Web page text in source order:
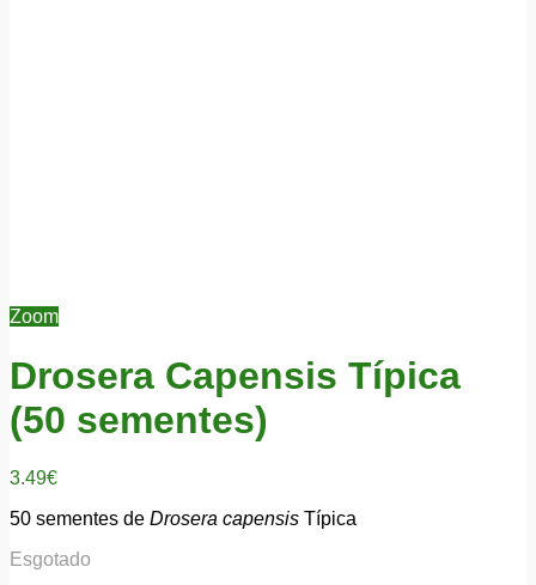
Zoom
Drosera Capensis Típica
(50 sementes)
3.49€
50 sementes de Drosera capensis Típica
Esgotado